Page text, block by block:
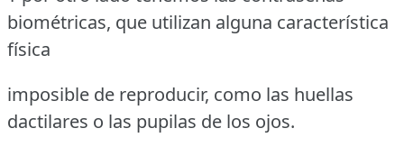
biométricas, que utilizan alguna característica
física
imposible de reproducir, como las huellas
dactilares o las pupilas de los ojos.